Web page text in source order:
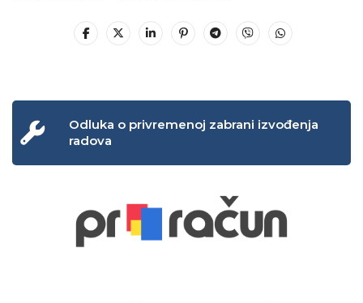
Odluka o privremenoj zabrani izvođenja
radova